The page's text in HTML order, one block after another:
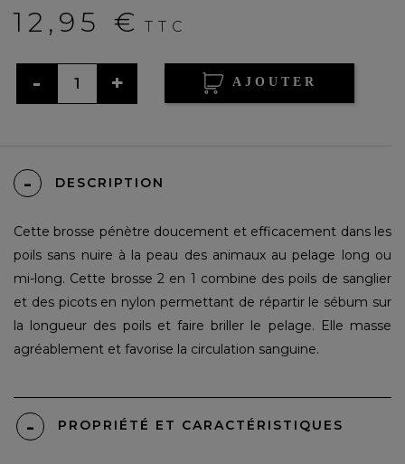
12,95 € TTC
AJOUTER
DESCRIPTION
Cette brosse pénètre doucement et efficacement dans les
poils sans nuire à la peau des animaux au pelage long ou
mi-long. Cette brosse 2 en 1 combine des poils de sanglier
et des picots en nylon permettant de répartir le sébum sur
la longueur des poils et faire briller le pelage. Elle masse
agréablement et favorise la circulation sanguine.
PROPRIÉTÉ ET CARACTÉRISTIQUES